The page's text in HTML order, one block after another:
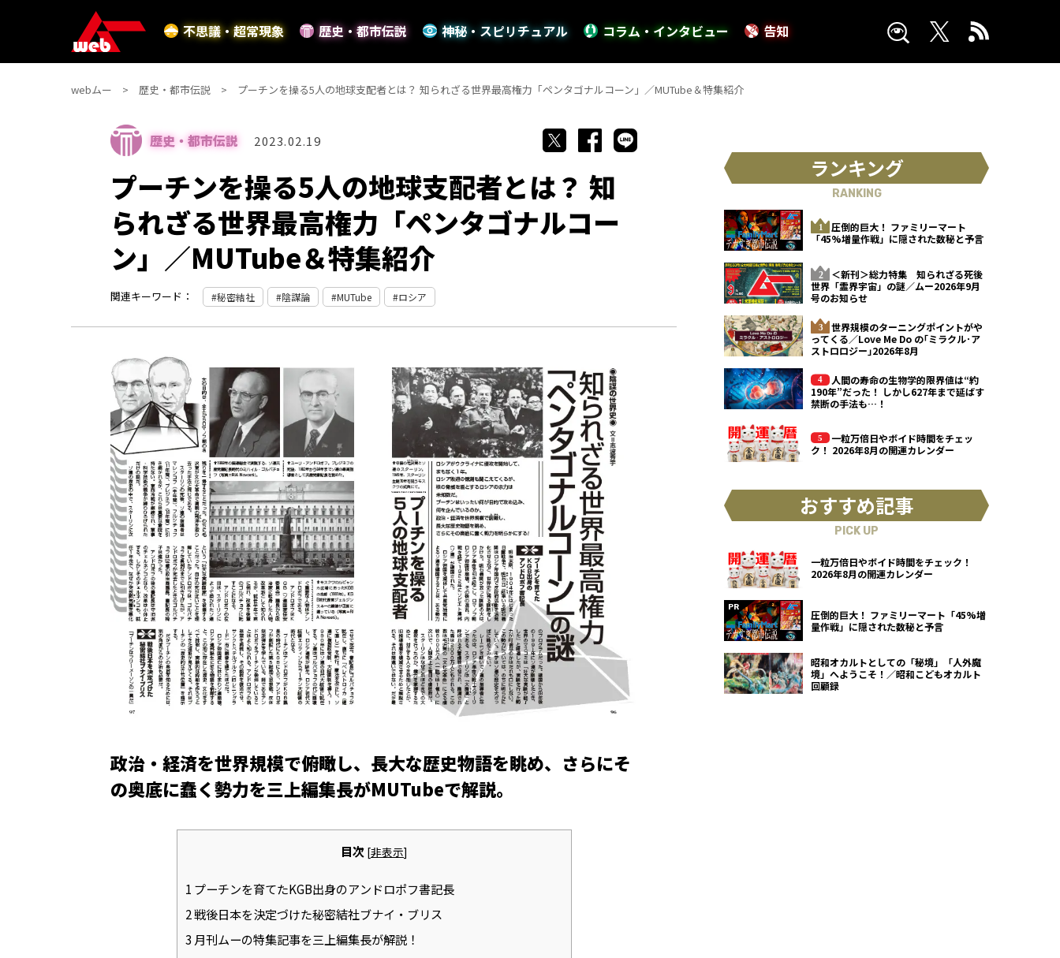
不思議・超常現象 歴史・都市伝説 神秘・スピリチュアル コラム・インタビュー 告知
webムー 歴史・都市伝説 プーチンを操る5人の地球支配者とは？ 知られざる世界最高権力「ペンタゴナルコーン」／MUTube＆特集紹介
歴史・都市伝説 2023.02.19
プーチンを操る5人の地球支配者とは？ 知
られざる世界最高権力「ペンタゴナルコー
ン」／MUTube＆特集紹介
関連キーワード： 秘密結社 陰謀論 MUTube ロシア
政治・経済を世界規模で俯瞰し、長大な歴史物語を眺め、さらにそ
の奥底に蠢く勢力を三上編集長がMUTubeで解説。
目次 [非表示]
1 プーチンを育てたKGB出身のアンドロポフ書記長
2戦後日本を決定づけた秘密結社ブナイ・ブリス
3 月刊ムーの特集記事を三上編集長が解説！
ランキング
RANKING
圧倒的巨大！ ファミリーマート
「45%増量作戦」に隠された数秘と予言
＜新刊＞総力特集 知られざる死後
世界「霊界宇宙」の謎／ムー2026年9月
号のお知らせ
世界規模のターニングポイントがや
ってくる／Love Me Do の｢ミラクル･ア
ストロロジー｣2026年8月
人間の寿命の生物学的限界値は“約
190年”だった！ しかし627年まで延ばす
禁断の手法も…！
一粒万倍日やボイド時間をチェッ
ク！ 2026年8月の開運カレンダー
おすすめ記事
PICK UP
一粒万倍日やボイド時間をチェック！
2026年8月の開運カレンダー
圧倒的巨大！ ファミリーマート「45%増
量作戦」に隠された数秘と予言
昭和オカルトとしての「秘境」「人外魔
境」へようこそ！／昭和こどもオカルト
回顧録